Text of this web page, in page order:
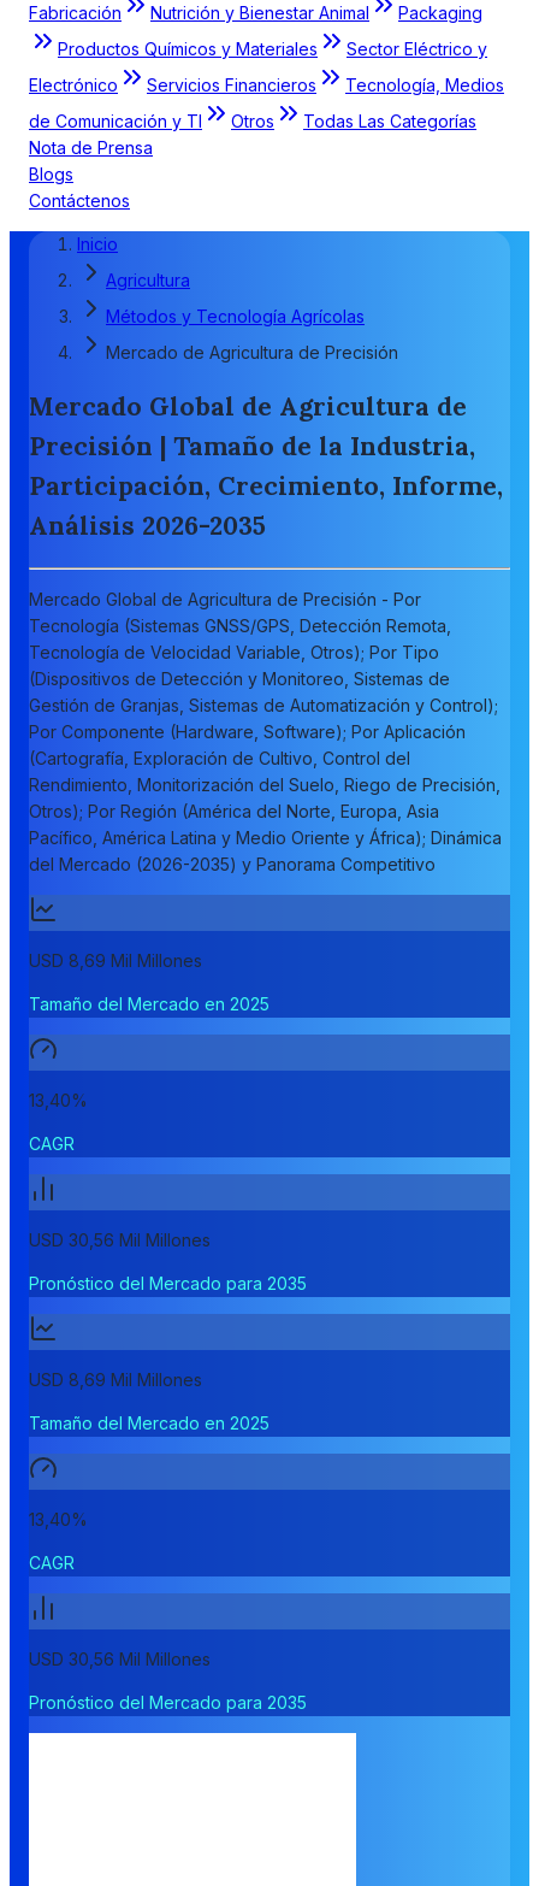
Fabricación
Nutrición y Bienestar Animal
Packaging
Productos Químicos y Materiales
Sector Eléctrico y
Electrónico
Servicios Financieros
Tecnología, Medios
de Comunicación y TI
Otros
Todas Las Categorías
Nota de Prensa
Blogs
Contáctenos
Inicio
Agricultura
Métodos y Tecnología Agrícolas
Mercado de Agricultura de Precisión
Mercado Global de Agricultura de
Precisión | Tamaño de la Industria,
Participación, Crecimiento, Informe,
Análisis 2026-2035
Mercado Global de Agricultura de Precisión - Por
Tecnología (Sistemas GNSS/GPS, Detección Remota,
Tecnología de Velocidad Variable, Otros); Por Tipo
(Dispositivos de Detección y Monitoreo, Sistemas de
Gestión de Granjas, Sistemas de Automatización y Control);
Por Componente (Hardware, Software); Por Aplicación
(Cartografía, Exploración de Cultivo, Control del
Rendimiento, Monitorización del Suelo, Riego de Precisión,
Otros); Por Región (América del Norte, Europa, Asia
Pacífico, América Latina y Medio Oriente y África); Dinámica
del Mercado (2026-2035) y Panorama Competitivo
USD 8,69 Mil Millones
Tamaño del Mercado en 2025
13,40%
CAGR
USD 30,56 Mil Millones
Pronóstico del Mercado para 2035
USD 8,69 Mil Millones
Tamaño del Mercado en 2025
13,40%
CAGR
USD 30,56 Mil Millones
Pronóstico del Mercado para 2035